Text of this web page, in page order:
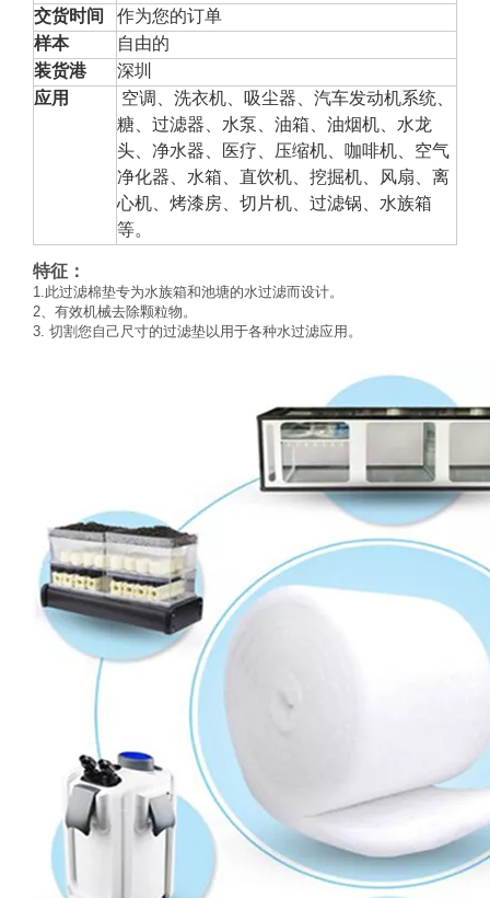
交货时间
作为您的订单
样本
自由的
装货港
深圳
应用
空调、洗衣机、吸尘器、汽车发动机系统、
糖、过滤器、水泵、油箱、油烟机、水龙
头、净水器、医疗、压缩机、咖啡机、空气
净化器、水箱、直饮机、挖掘机、风扇、离
心机、烤漆房、切片机、过滤锅、水族箱
等。
特征：
1.此过滤棉垫专为水族箱和池塘的水过滤而设计。
2、有效机械去除颗粒物。
3. 切割您自己尺寸的过滤垫以用于各种水过滤应用。